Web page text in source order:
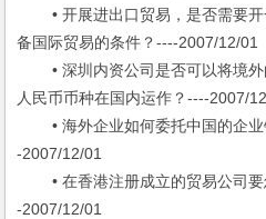
• 开展进出口贸易，是否需要开
备国际贸易的条件？----2007/12/01
• 深圳内资公司是否可以将境外
人民币币种在国内运作？----2007/
• 海外企业如何委托中国的企业
-2007/12/01
• 在香港注册成立的贸易公司要
-2007/12/01